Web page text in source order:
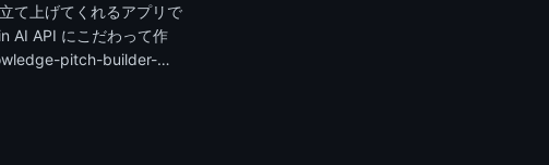
て上げてくれるアプリで
AI API にこだわって作
pitch-builder-…